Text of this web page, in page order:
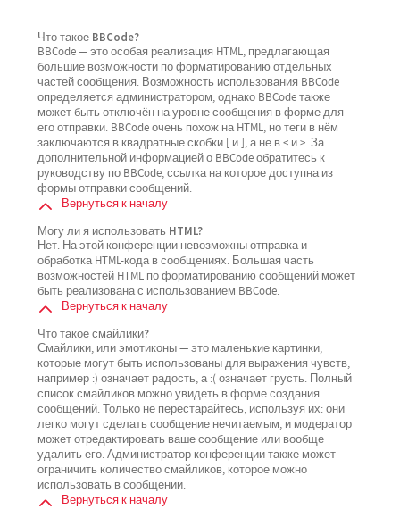
Что такое BBCode?
BBCode — это особая реализация HTML, предлагающая
большие возможности по форматированию отдельных
частей сообщения. Возможность использования BBCode
определяется администратором, однако BBCode также
может быть отключён на уровне сообщения в форме для
его отправки. BBCode очень похож на HTML, но теги в нём
заключаются в квадратные скобки [ и ], а не в < и >. За
дополнительной информацией о BBCode обратитесь к
руководству по BBCode, ссылка на которое доступна из
формы отправки сообщений.
Вернуться к началу
Могу ли я использовать HTML?
Нет. На этой конференции невозможны отправка и
обработка HTML-кода в сообщениях. Большая часть
возможностей HTML по форматированию сообщений может
быть реализована с использованием BBCode.
Вернуться к началу
Что такое смайлики?
Смайлики, или эмотиконы — это маленькие картинки,
которые могут быть использованы для выражения чувств,
например :) означает радость, а :( означает грусть. Полный
список смайликов можно увидеть в форме создания
сообщений. Только не перестарайтесь, используя их: они
легко могут сделать сообщение нечитаемым, и модератор
может отредактировать ваше сообщение или вообще
удалить его. Администратор конференции также может
ограничить количество смайликов, которое можно
использовать в сообщении.
Вернуться к началу